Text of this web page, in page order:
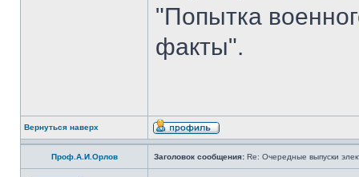
"Попытка
факты".
Вернуться наверх
Проф.А.И.Орлов Заголовок сообщения: Re: Очередные выпуски